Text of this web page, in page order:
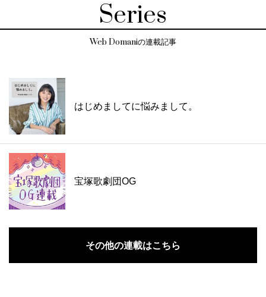
Series
Web Domaniの連載記事
はじめましてに悩みまして。
宝塚歌劇団OG
その他の連載はこちら